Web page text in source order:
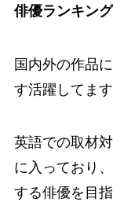
俳優ランキング
国内外の作品
す活躍してます
英語での取材
に入っており
する俳優を目